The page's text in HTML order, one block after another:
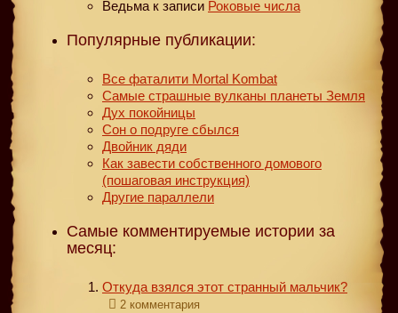
Ведьма к записи Роковые числа
Популярные публикации:
Все фаталити Mortal Kombat
Самые страшные вулканы планеты Земля
Дух покойницы
Сон о подруге сбылся
Двойник дяди
Как завести собственного домового
(пошаговая инструкция)
Другие параллели
Самые комментируемые истории за
месяц:
Откуда взялся этот странный мальчик?
2 комментария